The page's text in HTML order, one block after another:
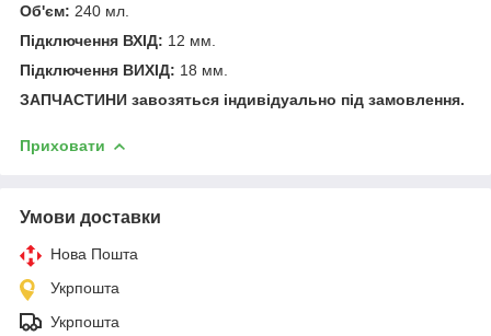
Об'єм: 240 мл.
Підключення ВХІД: 12 мм.
Підключення ВИХІД: 18 мм.
ЗАПЧАСТИНИ завозяться індивідуально під замовлення.
Приховати
Умови доставки
Нова Пошта
Укрпошта
Укрпошта